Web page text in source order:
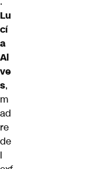
Lu
cí
a
Al
ve
s,
m
ad
re
de
l